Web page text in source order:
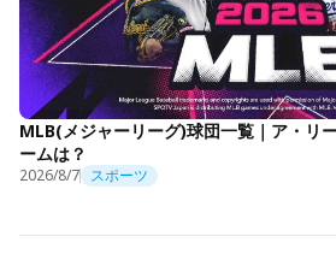
MLB(メジャーリーグ)球団一覧｜ア・リ
ームは？
2026/8/7 スポーツ